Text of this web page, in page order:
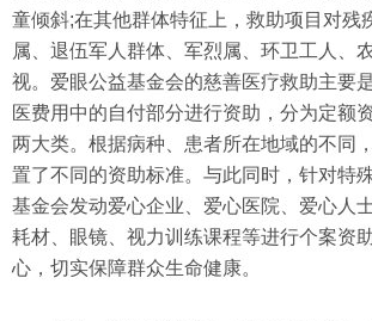
童倾斜;在其他群体特征上，救助项目对残
属、退伍军人群体、军烈属、环卫工人、
视。爱眼公益基金会的慈善医疗救助主要
医费用中的自付部分进行资助，分为定额
两大类。根据病种、患者所在地域的不同
置了不同的资助标准。与此同时，针对特
基金会发动爱心企业、爱心医院、爱心人
耗材、眼镜、视力训练课程等进行个案资
心，切实保障群众生命健康。